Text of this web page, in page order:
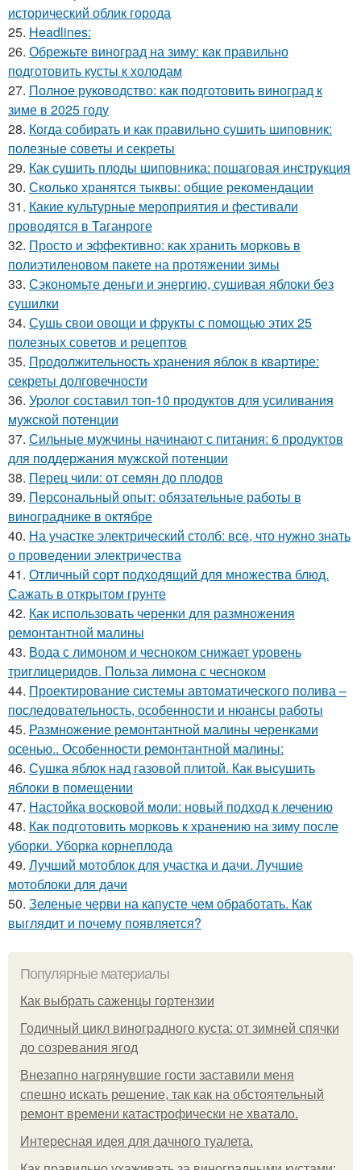
исторический облик города
25. Headlines:
26. Обрежьте виноград на зиму: как правильно
подготовить кусты к холодам
27. Полное руководство: как подготовить виноград к
зиме в 2025 году
28. Когда собирать и как правильно сушить шиповник:
полезные советы и секреты
29. Как сушить плоды шиповника: пошаговая инструкция
30. Сколько хранятся тыквы: общие рекомендации
31. Какие культурные мероприятия и фестивали
проводятся в Таганроге
32. Просто и эффективно: как хранить морковь в
полиэтиленовом пакете на протяжении зимы
33. Сэкономьте деньги и энергию, сушивая яблоки без
сушилки
34. Сушь свои овощи и фрукты с помощью этих 25
полезных советов и рецептов
35. Продолжительность хранения яблок в квартире:
секреты долговечности
36. Уролог составил топ-10 продуктов для усиливания
мужской потенции
37. Сильные мужчины начинают с питания: 6 продуктов
для поддержания мужской потенции
38. Перец чили: от семян до плодов
39. Персональный опыт: обязательные работы в
винограднике в октябре
40. На участке электрический столб: все, что нужно знать
о проведении электричества
41. Отличный сорт подходящий для множества блюд.
Сажать в открытом грунте
42. Как использовать черенки для размножения
ремонтантной малины
43. Вода с лимоном и чесноком снижает уровень
триглицеридов. Польза лимона с чесноком
44. Проектирование системы автоматического полива –
последовательность, особенности и нюансы работы
45. Размножение ремонтантной малины черенками
осенью.. Особенности ремонтантной малины:
46. Сушка яблок над газовой плитой. Как высушить
яблоки в помещении
47. Настойка восковой моли: новый подход к лечению
48. Как подготовить морковь к хранению на зиму после
уборки. Уборка корнеплода
49. Лучший мотоблок для участка и дачи. Лучшие
мотоблоки для дачи
50. Зеленые черви на капусте чем обработать. Как
выглядит и почему появляется?
Популярные материалы
Как выбрать саженцы гортензии
Годичный цикл виноградного куста: от зимней спячки
до созревания ягод
Внезапно нагрянувшие гости заставили меня
спешно искать решение, так как на обстоятельный
ремонт времени катастрофически не хватало.
Интересная идея для дачного туалета.